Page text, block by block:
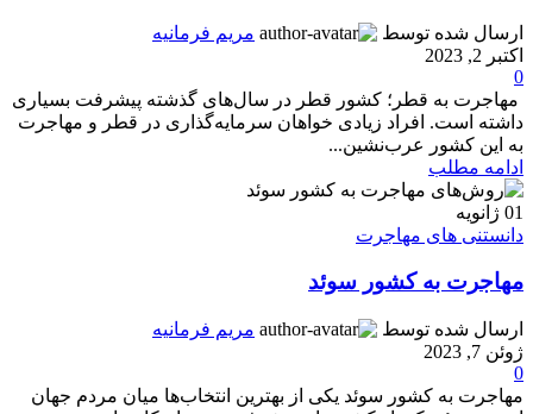
ارسال شده توسط
مریم فرمانیه
اکتبر 2, 2023
0
مهاجرت به قطر؛ کشور قطر در سال‌های گذشته پیشرفت بسیاری
داشته است. افراد زیادی خواهان سرمایه‌گذاری در قطر و مهاجرت
به این کشور عرب‌نشین...
ادامه مطلب
01 ژانویه
دانستنی های مهاجرت
مهاجرت به کشور سوئد
ارسال شده توسط
مریم فرمانیه
ژوئن 7, 2023
0
مهاجرت به کشور سوئد یکی از بهترین انتخاب‌ها میان مردم جهان